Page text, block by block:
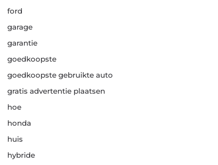
ford
garage
garantie
goedkoopste
goedkoopste gebruikte auto
gratis advertentie plaatsen
hoe
honda
huis
hybride